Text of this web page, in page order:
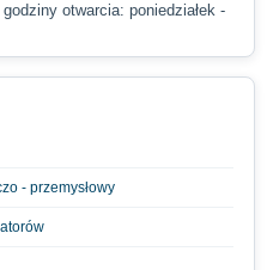
otwarcia: poniedziałek -
- przemysłowy